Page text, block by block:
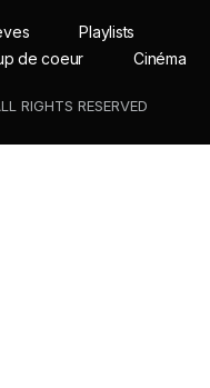
Playlists
de coeur Cinéma
RIGHTS RESERVED